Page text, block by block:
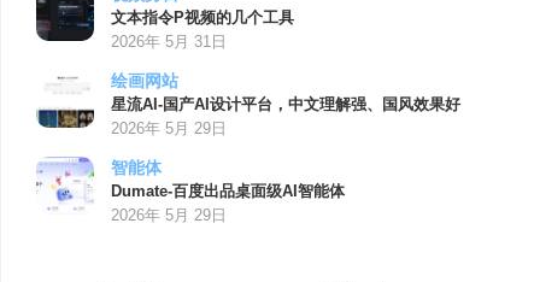
文本指令P视频的几个工具
2026年 5月 31日
绘画网站
星流AI-国产AI设计平台，中文理解强、国风效果好
2026年 5月 29日
智能体
Dumate-百度出品桌面级AI智能体
2026年 5月 29日